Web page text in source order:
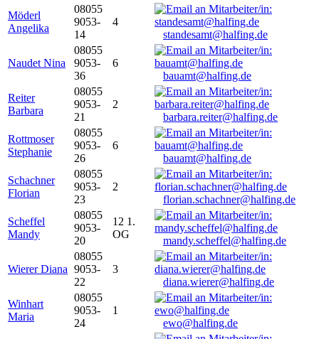
Möderl
Angelika
08055
9053-
14
4
standesamt@halfing.de
Naudet Nina
08055
9053-
36
6
bauamt@halfing.de
Reiter
Barbara
08055
9053-
21
2
barbara.reiter@halfing.de
Rottmoser
Stephanie
08055
9053-
26
6
bauamt@halfing.de
Schachner
Florian
08055
9053-
23
2
florian.schachner@halfing.de
Scheffel
Mandy
08055
9053-
20
12 1.
OG
mandy.scheffel@halfing.de
Wierer Diana
08055
9053-
22
3
diana.wierer@halfing.de
Winhart
Maria
08055
9053-
24
1
ewo@halfing.de